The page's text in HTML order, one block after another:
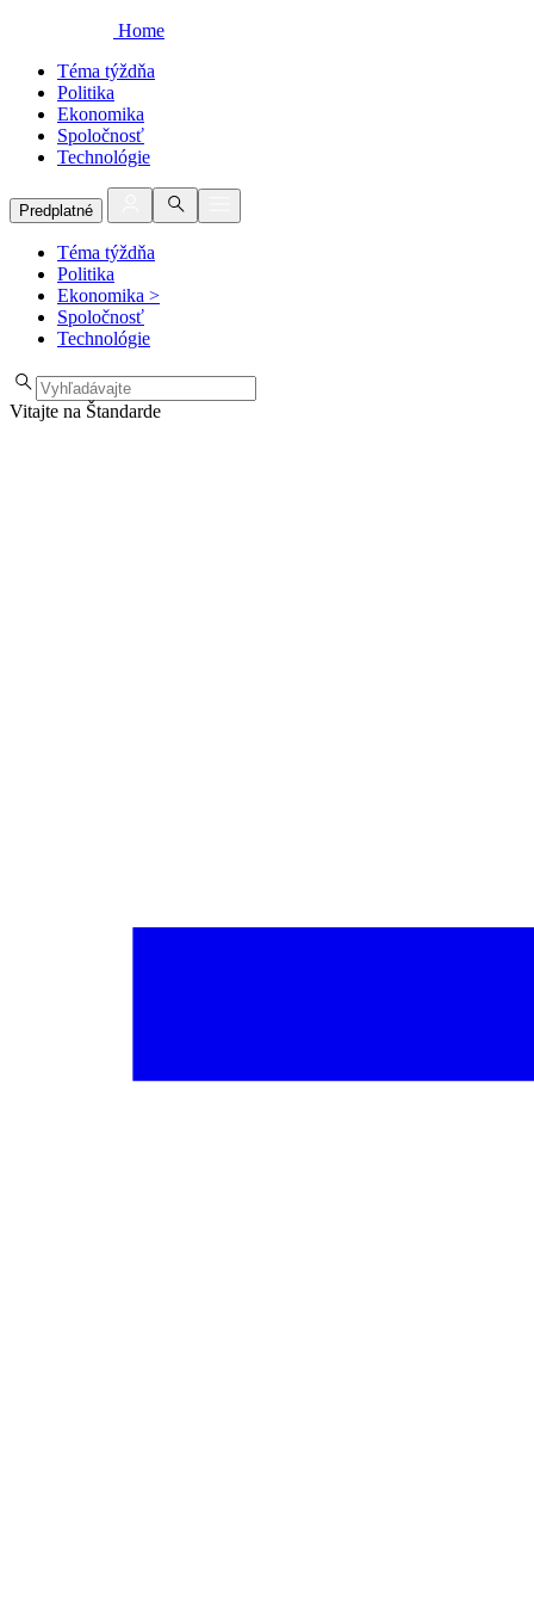
Home
Téma týždňa
Politika
Ekonomika
Spoločnosť
Technológie
Predplatné
Téma týždňa
Politika
Ekonomika >
Spoločnosť
Technológie
Vitajte na Štandarde